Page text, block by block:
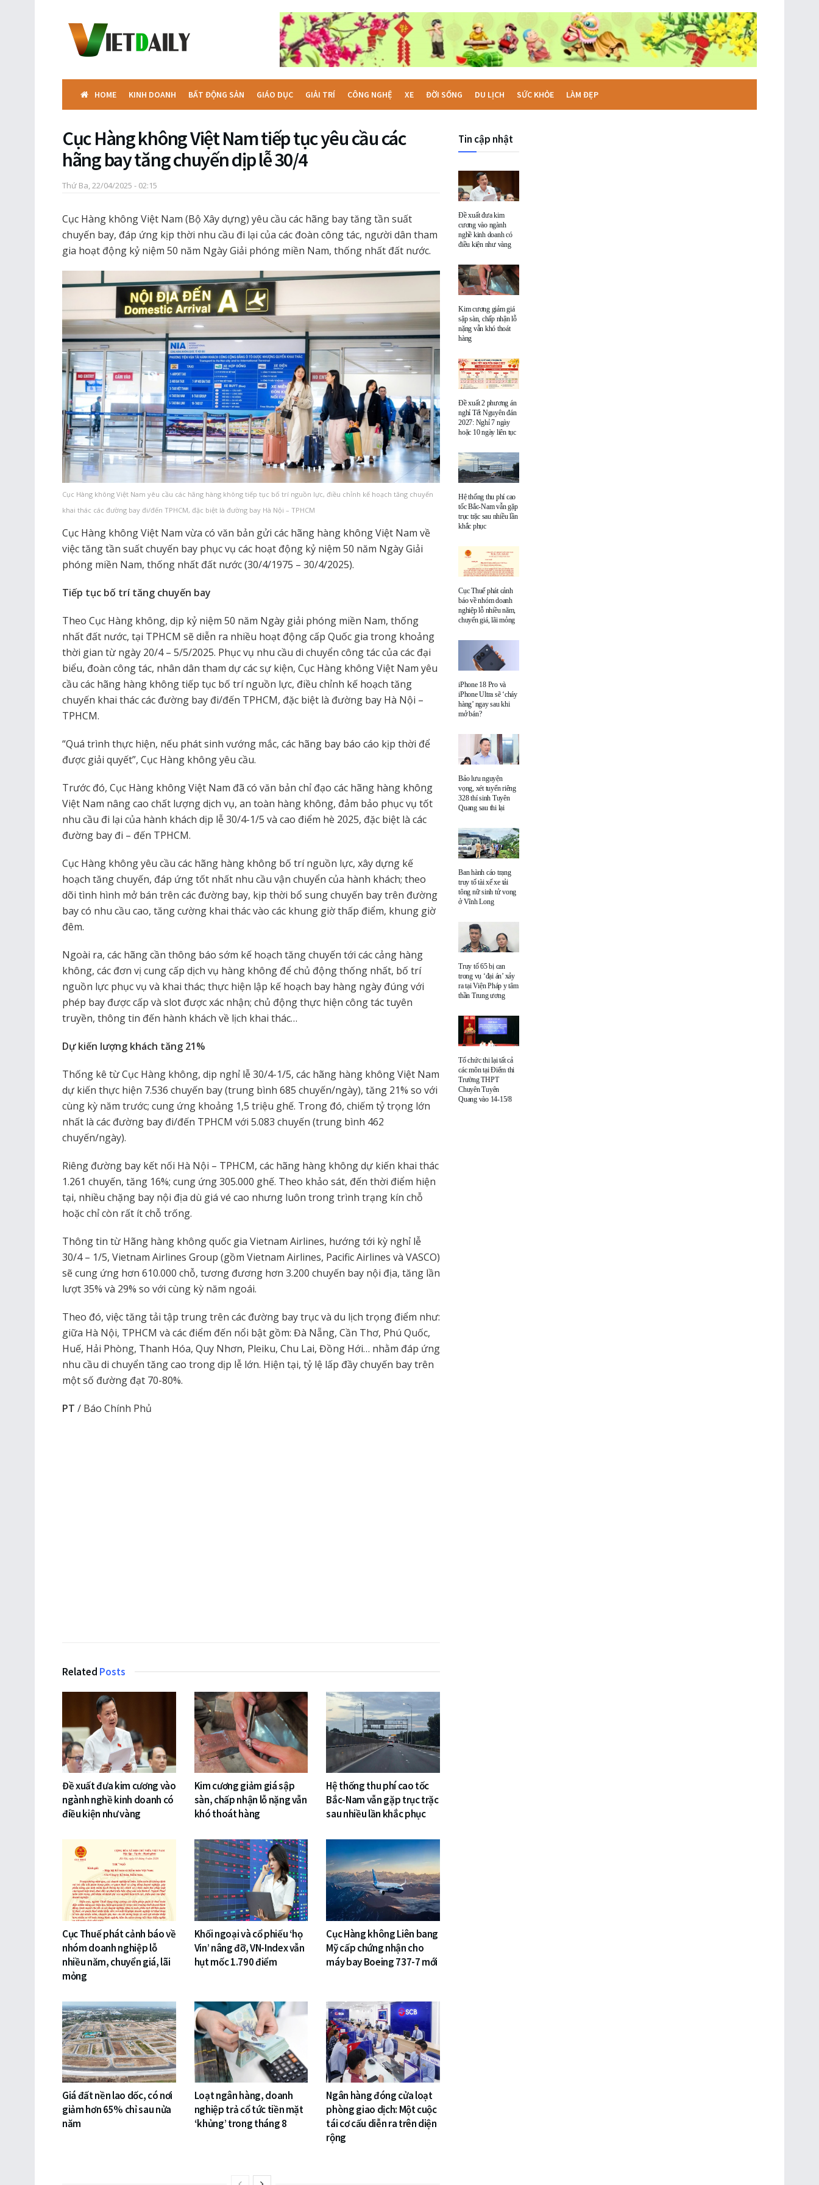
HOME KINH DOANH BẤT ĐỘNG SẢN GIÁO DỤC GIẢI TRÍ CÔNG NGHỆ XE ĐỜI SỐNG DU LỊCH SỨC KHỎE LÀM ĐẸP
Cục Hàng không Việt Nam tiếp tục yêu cầu các
hãng bay tăng chuyến dịp lễ 30/4
Thứ Ba, 22/04/2025 - 02:15
Cục Hàng không Việt Nam (Bộ Xây dựng) yêu cầu các hãng bay tăng tần suất
chuyến bay, đáp ứng kịp thời nhu cầu đi lại của các đoàn công tác, người dân tham
gia hoạt động kỷ niệm 50 năm Ngày Giải phóng miền Nam, thống nhất đất nước.
Cục Hàng không Việt Nam yêu cầu các hãng hàng không tiếp tục bố trí nguồn lực, điều chỉnh kế hoạch tăng chuyến
khai thác các đường bay đi/đến TPHCM, đặc biệt là đường bay Hà Nội – TPHCM
Cục Hàng không Việt Nam vừa có văn bản gửi các hãng hàng không Việt Nam về
việc tăng tần suất chuyến bay phục vụ các hoạt động kỷ niệm 50 năm Ngày Giải
phóng miền Nam, thống nhất đất nước (30/4/1975 – 30/4/2025).
Tiếp tục bố trí tăng chuyến bay
Theo Cục Hàng không, dịp kỷ niệm 50 năm Ngày giải phóng miền Nam, thống
nhất đất nước, tại TPHCM sẽ diễn ra nhiều hoạt động cấp Quốc gia trong khoảng
thời gian từ ngày 20/4 – 5/5/2025. Phục vụ nhu cầu di chuyển công tác của các đại
biểu, đoàn công tác, nhân dân tham dự các sự kiện, Cục Hàng không Việt Nam yêu
cầu các hãng hàng không tiếp tục bố trí nguồn lực, điều chỉnh kế hoạch tăng
chuyến khai thác các đường bay đi/đến TPHCM, đặc biệt là đường bay Hà Nội –
TPHCM.
“Quá trình thực hiện, nếu phát sinh vướng mắc, các hãng bay báo cáo kịp thời để
được giải quyết”, Cục Hàng không yêu cầu.
Trước đó, Cục Hàng không Việt Nam đã có văn bản chỉ đạo các hãng hàng không
Việt Nam nâng cao chất lượng dịch vụ, an toàn hàng không, đảm bảo phục vụ tốt
nhu cầu đi lại của hành khách dịp lễ 30/4-1/5 và cao điểm hè 2025, đặc biệt là các
đường bay đi – đến TPHCM.
Cục Hàng không yêu cầu các hãng hàng không bố trí nguồn lực, xây dựng kế
hoạch tăng chuyến, đáp ứng tốt nhất nhu cầu vận chuyển của hành khách; theo
dõi tình hình mở bán trên các đường bay, kịp thời bổ sung chuyến bay trên đường
bay có nhu cầu cao, tăng cường khai thác vào các khung giờ thấp điểm, khung giờ
đêm.
Ngoài ra, các hãng cần thông báo sớm kế hoạch tăng chuyến tới các cảng hàng
không, các đơn vị cung cấp dịch vụ hàng không để chủ động thống nhất, bố trí
nguồn lực phục vụ và khai thác; thực hiện lập kế hoạch bay hàng ngày đúng với
phép bay được cấp và slot được xác nhận; chủ động thực hiện công tác tuyên
truyền, thông tin đến hành khách về lịch khai thác…
Dự kiến lượng khách tăng 21%
Thống kê từ Cục Hàng không, dịp nghỉ lễ 30/4-1/5, các hãng hàng không Việt Nam
dự kiến thực hiện 7.536 chuyến bay (trung bình 685 chuyến/ngày), tăng 21% so với
cùng kỳ năm trước; cung ứng khoảng 1,5 triệu ghế. Trong đó, chiếm tỷ trọng lớn
nhất là các đường bay đi/đến TPHCM với 5.083 chuyến (trung bình 462
chuyến/ngày).
Riêng đường bay kết nối Hà Nội – TPHCM, các hãng hàng không dự kiến khai thác
1.261 chuyến, tăng 16%; cung ứng 305.000 ghế. Theo khảo sát, đến thời điểm hiện
tại, nhiều chặng bay nội địa dù giá vé cao nhưng luôn trong trình trạng kín chỗ
hoặc chỉ còn rất ít chỗ trống.
Thông tin từ Hãng hàng không quốc gia Vietnam Airlines, hướng tới kỳ nghỉ lễ
30/4 – 1/5, Vietnam Airlines Group (gồm Vietnam Airlines, Pacific Airlines và VASCO)
sẽ cung ứng hơn 610.000 chỗ, tương đương hơn 3.200 chuyến bay nội địa, tăng lần
lượt 35% và 29% so với cùng kỳ năm ngoái.
Theo đó, việc tăng tải tập trung trên các đường bay trục và du lịch trọng điểm như:
giữa Hà Nội, TPHCM và các điểm đến nổi bật gồm: Đà Nẵng, Cần Thơ, Phú Quốc,
Huế, Hải Phòng, Thanh Hóa, Quy Nhơn, Pleiku, Chu Lai, Đồng Hới… nhằm đáp ứng
nhu cầu di chuyển tăng cao trong dịp lễ lớn. Hiện tại, tỷ lệ lấp đầy chuyến bay trên
một số đường đạt 70-80%.
PT / Báo Chính Phủ
Related Posts
Đề xuất đưa kim cương vào
ngành nghề kinh doanh có
điều kiện như vàng
Kim cương giảm giá sập
sàn, chấp nhận lỗ nặng vẫn
khó thoát hàng
Hệ thống thu phí cao tốc
Bắc-Nam vẫn gặp trục trặc
sau nhiều lần khắc phục
Cục Thuế phát cảnh báo về
nhóm doanh nghiệp lỗ
nhiều năm, chuyển giá, lãi
mỏng
Khối ngoại và cổ phiếu ‘họ
Vin’ nâng đỡ, VN-Index vẫn
hụt mốc 1.790 điểm
Cục Hàng không Liên bang
Mỹ cấp chứng nhận cho
máy bay Boeing 737-7 mới
Giá đất nền lao dốc, có nơi
giảm hơn 65% chỉ sau nửa
năm
Loạt ngân hàng, doanh
nghiệp trả cổ tức tiền mặt
‘khủng’ trong tháng 8
Ngân hàng đóng cửa loạt
phòng giao dịch: Một cuộc
tái cơ cấu diễn ra trên diện
rộng
Tin cập nhật
Đề xuất đưa kim
cương vào ngành
nghề kinh doanh có
điều kiện như vàng
Kim cương giảm giá
sập sàn, chấp nhận lỗ
nặng vẫn khó thoát
hàng
Đề xuất 2 phương án
nghỉ Tết Nguyên đán
2027: Nghỉ 7 ngày
hoặc 10 ngày liên tục
Hệ thống thu phí cao
tốc Bắc-Nam vẫn gặp
trục trặc sau nhiều lần
khắc phục
Cục Thuế phát cảnh
báo về nhóm doanh
nghiệp lỗ nhiều năm,
chuyển giá, lãi mỏng
iPhone 18 Pro và
iPhone Ultra sẽ ‘cháy
hàng’ ngay sau khi
mở bán?
Bảo lưu nguyện
vọng, xét tuyển riêng
328 thí sinh Tuyên
Quang sau thi lại
Ban hành cáo trạng
truy tố tài xế xe tải
tông nữ sinh tử vong
ở Vĩnh Long
Truy tố 65 bị can
trong vụ ‘đại án’ xảy
ra tại Viện Pháp y tâm
thần Trung ương
Tổ chức thi lại tất cả
các môn tại Điểm thi
Trường THPT
Chuyên Tuyên
Quang vào 14-15/8